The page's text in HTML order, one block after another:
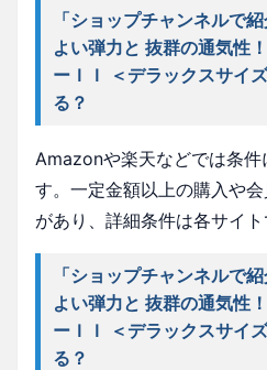
「ショップチャンネルで
よい弾力と 抜群の通気性
ーＩＩ ＜デラックスサイ
る？
Amazonや楽天などでは条件
す。一定金額以上の購入や
があり、詳細条件は各サイト
「ショップチャンネルで
よい弾力と 抜群の通気性
ーＩＩ ＜デラックスサイ
る？